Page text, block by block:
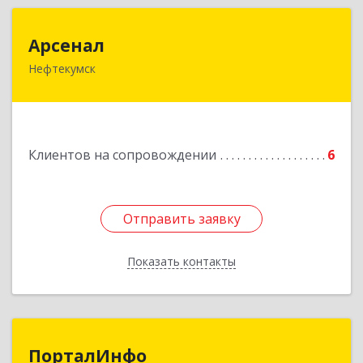
Арсенал
Нефтекумск
Клиентов на сопровождении 6
Отправить заявку
Показать контакты
Отправить заявку
Назад
ПорталИнфо